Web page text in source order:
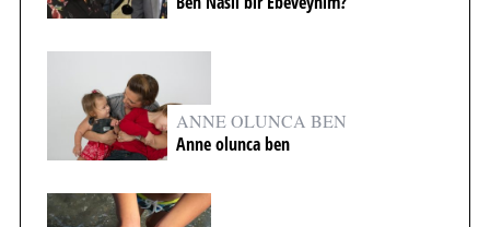
ANNE OLUNCA BEN
Anne olunca ben